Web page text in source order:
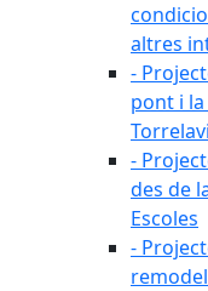
altres
-
pont i
-
des de
Escoles
-